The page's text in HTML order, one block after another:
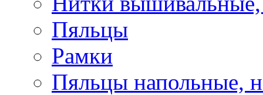
Пяльцы
Рамки
Пяльцы напольные,